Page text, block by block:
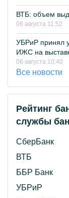
ВТБ: объем
06 августа 11:52
УБРиР принял
ИЖС на
06 августа 10:40
Все новости
Рейтинг
службы
СберБанк
ВТБ
ББР Банк
УБРиР